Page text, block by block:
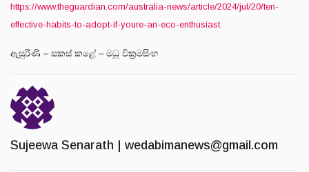
https://www.theguardian.com/australia-news/article/2024/jul/20/ten-
effective-habits-to-adopt-if-youre-an-eco-enthusiast
ඇසුරිණි – සකස් කළේ – මධූ වික්‍රමසිංහ
Sujeewa Senarath | wedabimanews@gmail.com